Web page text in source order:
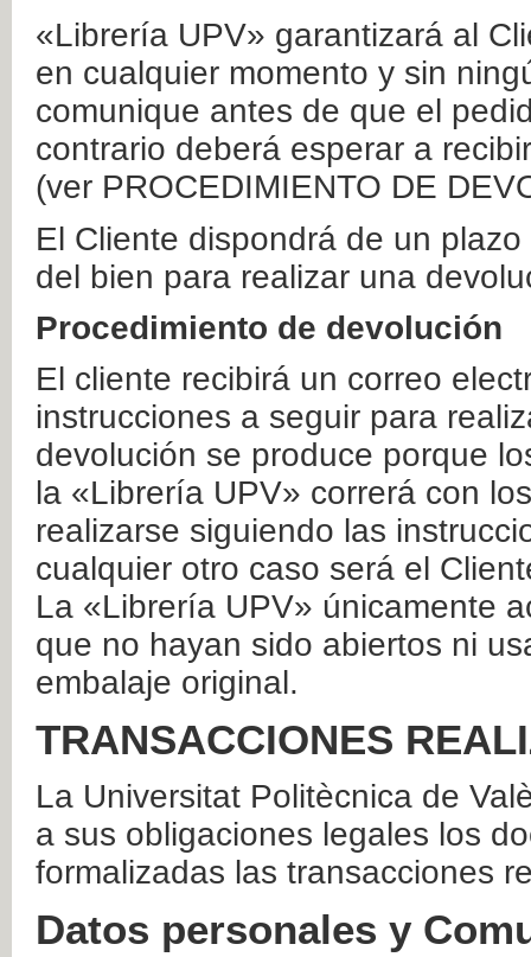
«Librería UPV» garantizará al
en cualquier momento y sin
comunique antes de que el
contrario deberá esperar a
(ver PROCEDIMIENTO DE
El Cliente dispondrá de un
del bien para realizar una
Procedimiento de devolución
El cliente recibirá un correo
instrucciones a seguir para
devolución se produce porque
la «Librería UPV» correrá con
realizarse siguiendo las
cualquier otro caso será el
La «Librería UPV» únicamente
que no hayan sido abiertos ni
embalaje original.
TRANSACCIONES
La Universitat Politècnica de
a sus obligaciones legales los
formalizadas las transacciones
Datos personales y